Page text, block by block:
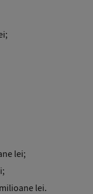
lei;
lei.